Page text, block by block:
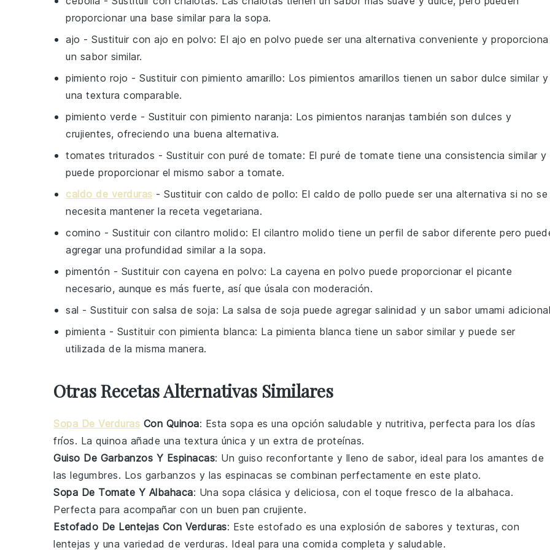
proporcionar una base similar para la sopa.
ajo - Sustituir con ajo en polvo: El ajo en polvo puede ser una alternativa conveniente y proporciona
un sabor similar.
pimiento rojo - Sustituir con pimiento amarillo: Los pimientos amarillos tienen un sabor dulce similar y
una textura comparable.
pimiento verde - Sustituir con pimiento naranja: Los pimientos naranjas también son dulces y
crujientes, ofreciendo una buena alternativa.
tomates triturados - Sustituir con puré de tomate: El puré de tomate tiene una consistencia similar y
puede proporcionar el mismo sabor a tomate.
caldo de verduras - Sustituir con caldo de pollo: El caldo de pollo puede ser una alternativa si no se
necesita mantener la receta vegetariana.
comino - Sustituir con cilantro molido: El cilantro molido tiene un perfil de sabor diferente pero
agregar una profundidad similar a la sopa.
pimentón - Sustituir con cayena en polvo: La cayena en polvo puede proporcionar el picante
necesario, aunque es más fuerte, así que úsala con moderación.
sal - Sustituir con salsa de soja: La salsa de soja puede agregar salinidad y un sabor umami
pimienta - Sustituir con pimienta blanca: La pimienta blanca tiene un sabor similar y puede ser
utilizada de la misma manera.
Otras Recetas Alternativas Similares
Sopa De Verduras Con Quinoa: Esta sopa es una opción saludable y nutritiva, perfecta para los días
fríos. La quinoa añade una textura única y un extra de proteínas.
Guiso De Garbanzos Y Espinacas: Un guiso reconfortante y lleno de sabor, ideal para los amantes de
las legumbres. Los garbanzos y las espinacas se combinan perfectamente en este plato.
Sopa De Tomate Y Albahaca: Una sopa clásica y deliciosa, con el toque fresco de la albahaca.
Perfecta para acompañar con un buen pan crujiente.
Estofado De Lentejas Con Verduras: Este estofado es una explosión de sabores y texturas, con
lentejas y una variedad de verduras. Ideal para una comida completa y saludable.